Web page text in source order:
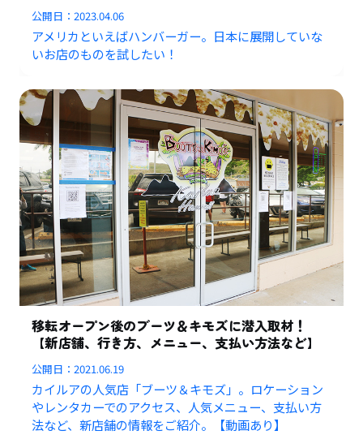
公開日：2023.04.06
アメリカといえばハンバーガー。日本に展開していな
いお店のものを試したい！
移転オープン後のブーツ＆キモズに潜入取材！
【新店舗、行き方、メニュー、支払い方法など】
公開日：2021.06.19
カイルアの人気店「ブーツ＆キモズ」。ロケーション
やレンタカーでのアクセス、人気メニュー、支払い方
法など、新店舗の情報をご紹介。【動画あり】